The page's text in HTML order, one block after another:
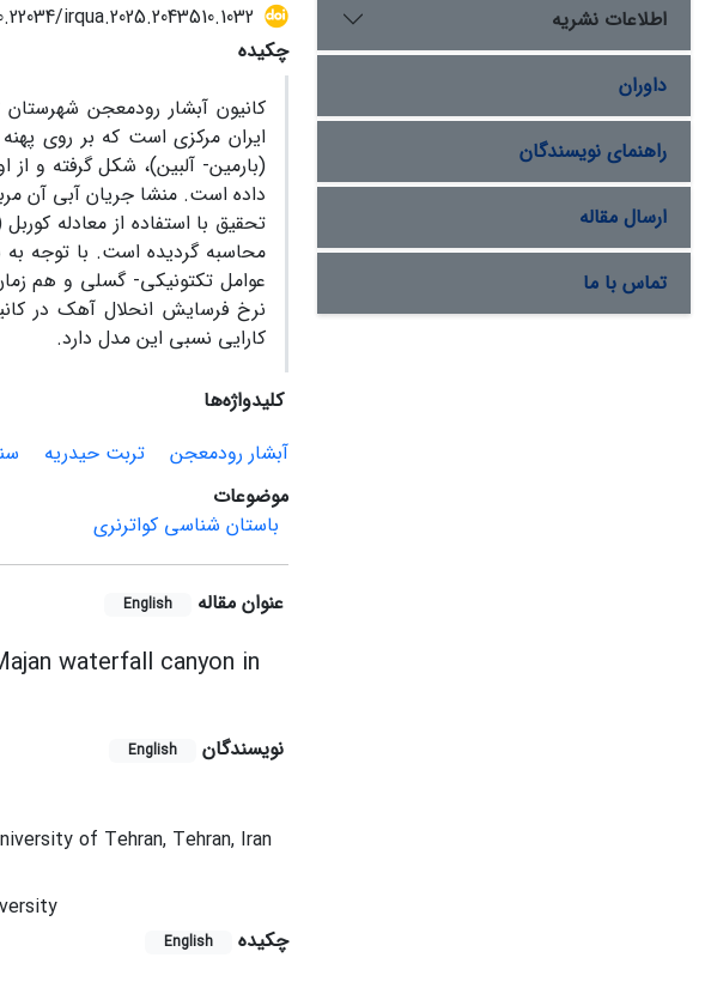
irqua.2025.2043510.1032
چکیده
کانیون آبشار رودمعجن
ایران مرکزی است که بر روی پهنه
(بارمین- آلبین)، شکل گرفته و
داده است. منشا جریان آبی آن
محاسبه گردیده است. با توجه به
عوامل تکتونیکی- گسلی و هم
کارایی نسبی این مدل دارد.
کلیدواژه‌ها
آبشار رودمعجن
تربت حیدریه
موضوعات
باستان شناسی کواترنری
عنوان مقاله English
waterfall canyon in
نویسندگان English
of Tehran, Tehran, Iran
چکیده
English
اطلاعات نشریه
داوران
راهنمای نویسندگان
ارسال مقاله
تماس با ما